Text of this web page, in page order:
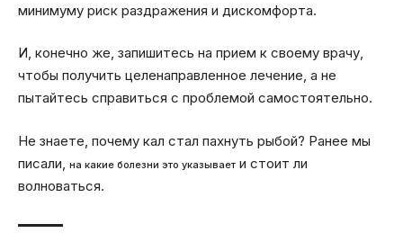
минимуму риск раздражения и дискомфорта.
И, конечно же, запишитесь на прием к своему врачу,
чтобы получить целенаправленное лечение, а не
пытайтесь справиться с проблемой самостоятельно.
Не знаете, почему кал стал пахнуть рыбой? Ранее мы
писали,
на какие болезни это указывает и стоит ли
волноваться.